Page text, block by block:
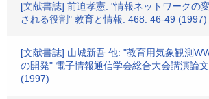
[文献書誌] 前迫孝憲: "情報ネットワークの
される役割" 教育と情報. 468. 46-49 (1997)
[文献書誌] 山城新吾 他: "教育用気象観測
の開発" 電子情報通信学会総合大会講演論
(1997)